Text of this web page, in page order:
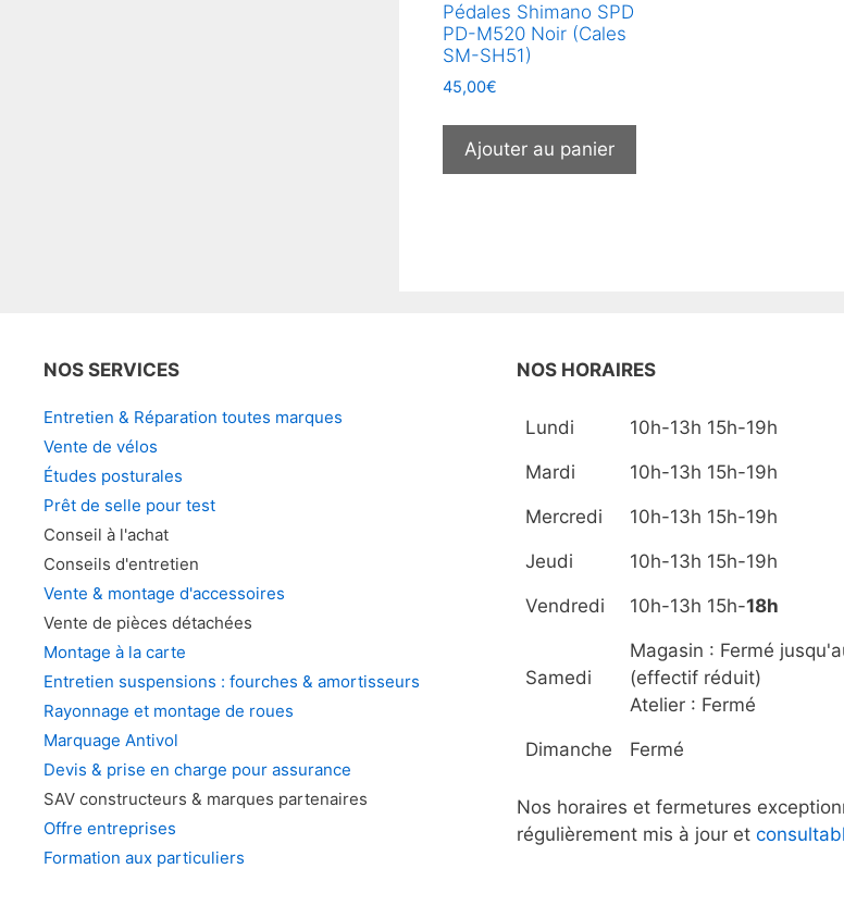
Pédales Shimano SPD
PD-M520 Noir (Cales
SM-SH51)
45,00€
Ajouter au panier
NOS SERVICES
Entretien & Réparation toutes marques
Vente de vélos
Études posturales
Prêt de selle pour test
Conseil à l'achat
Conseils d'entretien
Vente & montage d'accessoires
Vente de pièces détachées
Montage à la carte
Entretien suspensions : fourches & amortisseurs
Rayonnage et montage de roues
Marquage Antivol
Devis & prise en charge pour assurance
SAV constructeurs & marques partenaires
Offre entreprises
Formation aux particuliers
NOS HORAIRES
Lundi 10h-13h 15h-19h
Mardi 10h-13h 15h-19h
Mercredi 10h-13h 15h-19h
Jeudi 10h-13h 15h-19h
Vendredi 10h-13h 15h-18h
Samedi
Magasin : Fermé
(effectif réduit)
Atelier : Fermé
Dimanche Fermé
Nos horaires et fermetures
régulièrement mis à jour et